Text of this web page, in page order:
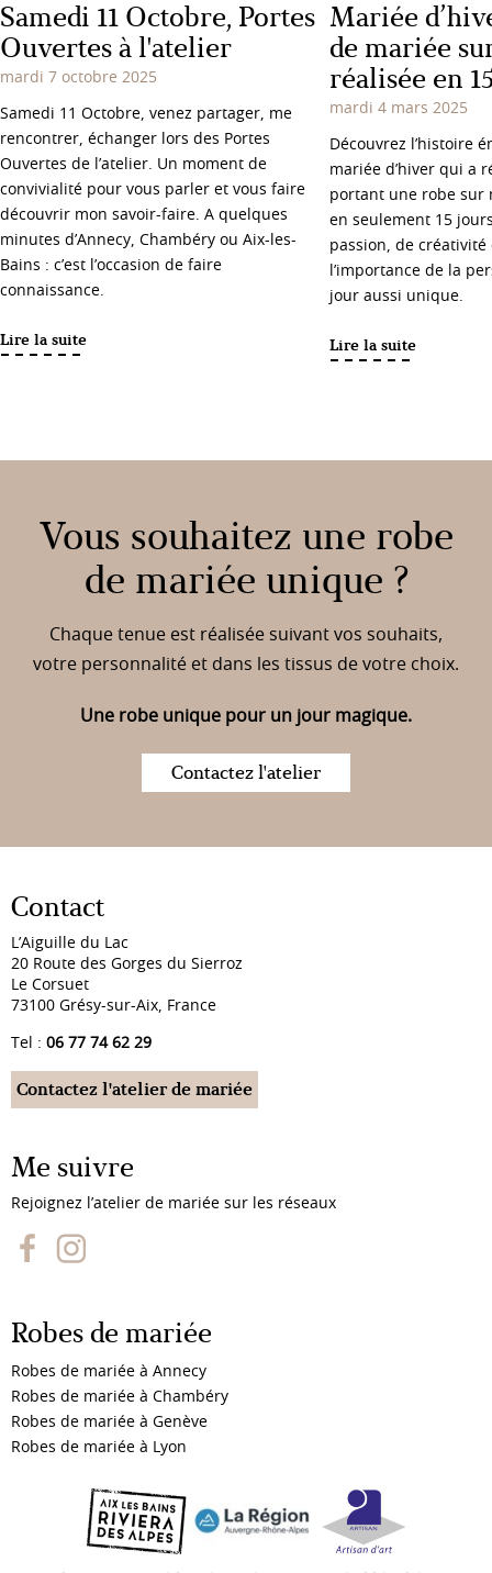
Samedi 11 Octobre, Portes
Ouvertes à l'atelier
mardi 7 octobre 2025
Samedi 11 Octobre, venez partager, me
rencontrer, échanger lors des Portes
Ouvertes de l’atelier. Un moment de
convivialité pour vous parler et vous faire
découvrir mon savoir-faire. A quelques
minutes d’Annecy, Chambéry ou Aix-les-
Bains : c’est l’occasion de faire
connaissance.
Lire la suite
Mariée
de mariée
réalisée en
mardi 4 mars 2025
Découvrez l’histoire
mariée d’hiver qui a
portant une robe sur
en seulement 15
passion, de créativité
l’importance de la
jour aussi unique.
Lire la suite
Vous souhaitez une robe
de mariée unique ?
Chaque tenue est réalisée suivant vos souhaits,
votre personnalité et dans les tissus de votre choix.
Une robe unique pour un jour magique.
Contactez l'atelier
Contact
L’Aiguille du Lac
20 Route des Gorges du Sierroz
Le Corsuet
73100 Grésy-sur-Aix, France
Tel : 06 77 74 62 29
Contactez l'atelier de mariée
Me suivre
Rejoignez l’atelier de mariée sur les réseaux
Robes de mariée
Robes de mariée à Annecy
Robes de mariée à Chambéry
Robes de mariée à Genève
Robes de mariée à Lyon